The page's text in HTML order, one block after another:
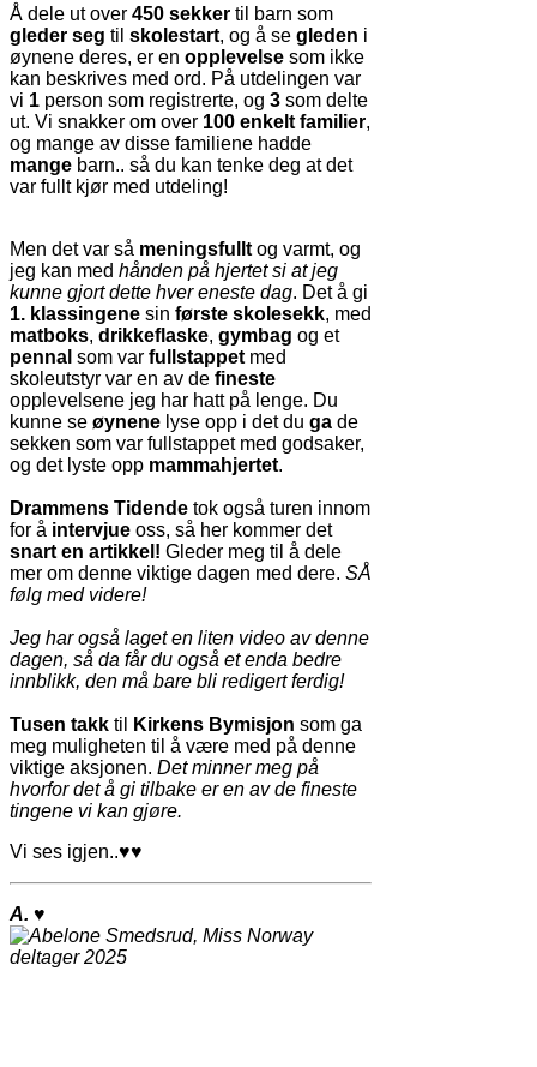
Å dele ut over 450 sekker til barn som
gleder seg til skolestart, og å se gleden i
øynene deres, er en opplevelse som ikke
kan beskrives med ord. På utdelingen var
vi 1 person som registrerte, og 3 som delte
ut. Vi snakker om over 100 enkelt familier,
og mange av disse familiene hadde
mange barn.. så du kan tenke deg at det
var fullt kjør med utdeling!
Men det var så meningsfullt og varmt, og
jeg kan med hånden på hjertet si at jeg
kunne gjort dette hver eneste dag. Det å gi
1. klassingene sin første skolesekk, med
matboks, drikkeflaske, gymbag og et
pennal som var fullstappet med
skoleutstyr var en av de fineste
opplevelsene jeg har hatt på lenge. Du
kunne se øynene lyse opp i det du ga de
sekken som var fullstappet med godsaker,
og det lyste opp mammahjertet.
Drammens Tidende tok også turen innom
for å intervjue oss, så her kommer det
snart en artikkel! Gleder meg til å dele
mer om denne viktige dagen med dere. SÅ
følg med videre!
Jeg har også laget en liten video av denne
dagen, så da får du også et enda bedre
innblikk, den må bare bli redigert ferdig!
Tusen takk til Kirkens Bymisjon som ga
meg muligheten til å være med på denne
viktige aksjonen. Det minner meg på
hvorfor det å gi tilbake er en av de fineste
tingene vi kan gjøre.
Vi ses igjen..♥♥
A. ♥